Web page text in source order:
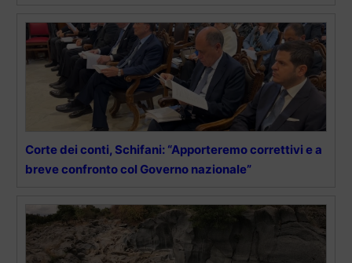
Corte dei conti, Schifani: “Apporteremo correttivi e a
breve confronto col Governo nazionale”